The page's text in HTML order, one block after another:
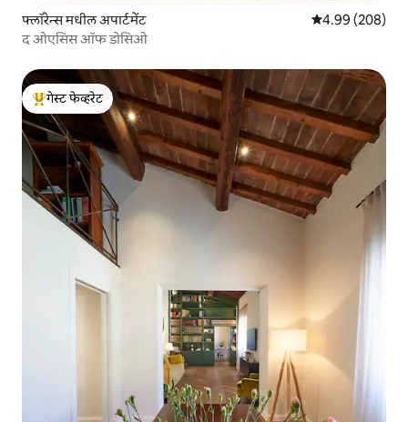
फ्लॉरेन्स मधील अपार्टमेंट 5 पैकी 4.99
4.99 (208)
द ओएसिस ऑफ डोसिओ
टॉप गेस्ट फेव्हरेट
गेस्ट फेव्हरेट